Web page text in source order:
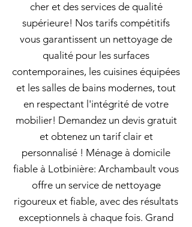
cher et des services de qualité
supérieure! Nos tarifs compétitifs
vous garantissent un nettoyage de
qualité pour les surfaces
contemporaines, les cuisines équipées
et les salles de bains modernes, tout
en respectant l'intégrité de votre
mobilier! Demandez un devis gratuit
et obtenez un tarif clair et
personnalisé ! Ménage à domicile
fiable à Lotbinière: Archambault vous
offre un service de nettoyage
rigoureux et fiable, avec des résultats
exceptionnels à chaque fois. Grand